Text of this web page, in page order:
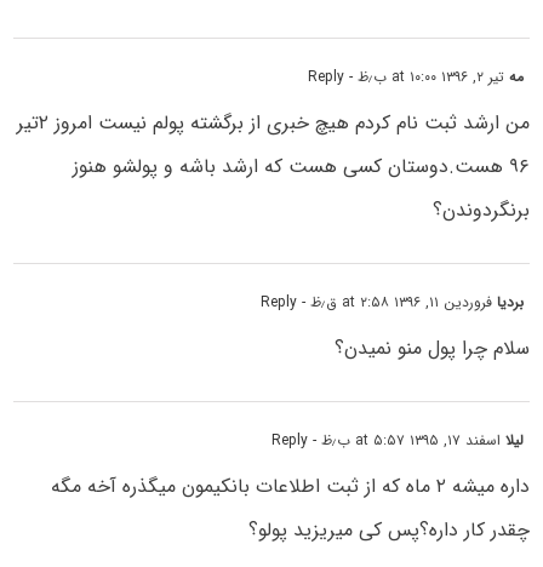
مهتیر ۲, ۱۳۹۶ at ۱۰:۰۰ ب٫ظ - Reply
من ارشد ثبت نام کردم هیچ خبری از برگشته پولم نیست امروز ۲تیر
۹۶ هست.دوستان کسی هست که ارشد باشه و پولشو هنوز
برنگردوندن؟
بردیافروردین ۱۱, ۱۳۹۶ at ۲:۵۸ ق٫ظ - Reply
سلام چرا پول منو نمیدن؟
لیلااسفند ۱۷, ۱۳۹۵ at ۵:۵۷ ب٫ظ - Reply
داره میشه ۲ ماه که از ثبت اطلاعات بانکیمون میگذره آخه مگه
چقدر کار داره؟پس کی میریزید پولو؟